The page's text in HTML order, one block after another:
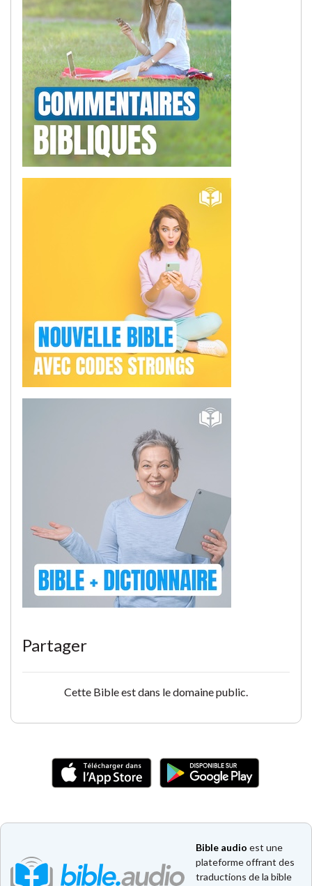
Partager
Cette Bible est dans le domaine public.
Bible audio est une
plateforme offrant des
traductions de la bible